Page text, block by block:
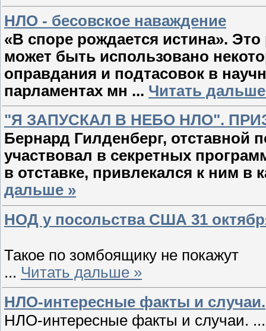
НЛО - бесовское наваждение
«В споре рождается истина».
может быть использовано
оправдания и подтасовок в
парламентах мн ... Читать
"Я ЗАПУСКАЛ В НЕБО НЛО".
Бернард Гилденберг,
участвовал в секретных
в отставке, привлекался к ним в
дальше »
НОД у посольства США 31
Такое по зомбоящику не покажут
... Читать дальше »
НЛО-интересные факты и случаи.
НЛО-интересные факты и случаи.